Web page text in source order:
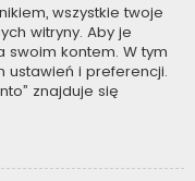
wszystkie twoje
witryny. Aby je
swoim kontem. W tym
ustawień i preferencji.
znajduje się